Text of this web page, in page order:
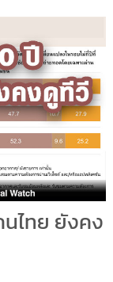
ไทย ยังคง